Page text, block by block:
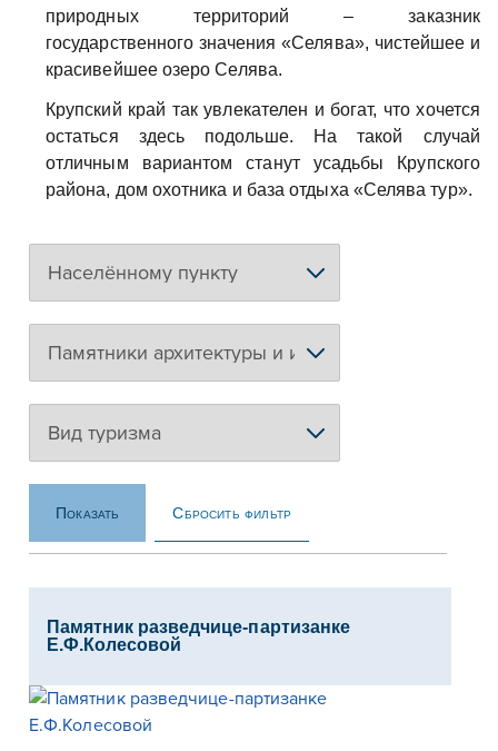
природных территорий – заказник
государственного значения «Селява», чистейшее и
красивейшее озеро Селява.
Крупский край так увлекателен и богат, что хочется
остаться здесь подольше. На такой случай
отличным вариантом станут усадьбы Крупского
района, дом охотника и база отдыха «Селява тур».
Показать Сбросить фильтр
Памятник разведчице-партизанке
Е.Ф.Колесовой